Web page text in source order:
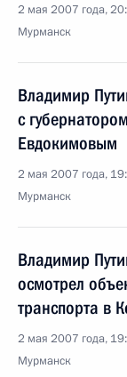
2 мая 2007 года,
Мурманск
Владимир
с
Евдокимовым
2 мая 2007 года,
Мурманск
Владимир
осмотрел
транспорта в
2 мая 2007 года,
Мурманск